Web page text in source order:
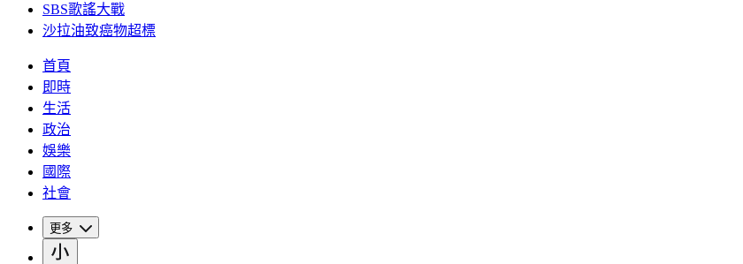
SBS歌謠大戰
沙拉油致癌物超標
首頁
即時
生活
政治
娛樂
國際
社會
更多